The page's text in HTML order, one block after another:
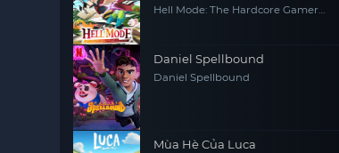
Giới Hỗn Nguyên
Hell Mode: The Hardcore Gamer
Daniel Spellbound
Daniel Spellbound
Mùa Hè Của Luca